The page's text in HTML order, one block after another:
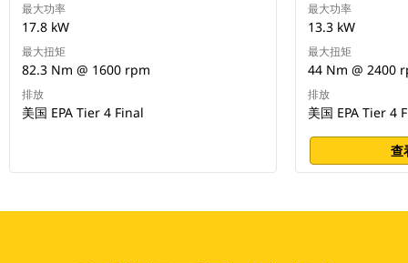
最大功率
17.8 kW
最大扭矩
82.3 Nm @ 1600 rpm
排放
美国 EPA Tier 4 Final
最大功率
13.3 kW
最大扭矩
44 Nm @ 2400
排放
美国 EPA Tier 4
查